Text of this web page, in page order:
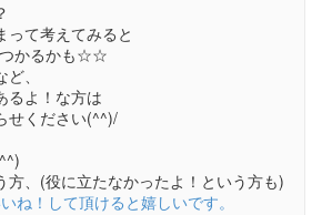
って考えてみると
つかるかも☆☆
、
るよ！な方は
せください(^^)/
方、(役に立たなかったよ！という方も)
ね！して頂けると嬉しいです。